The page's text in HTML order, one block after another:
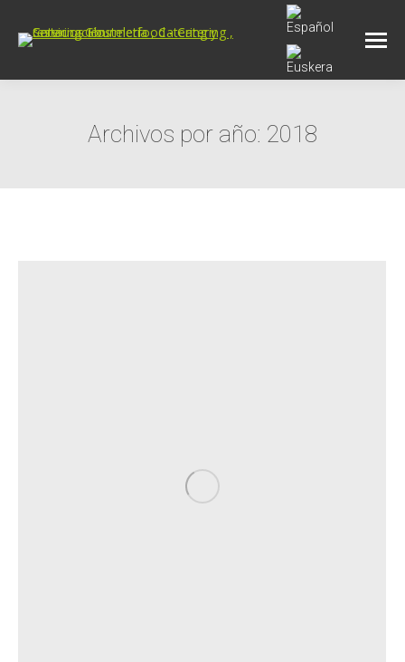
Archivos por año: 2018